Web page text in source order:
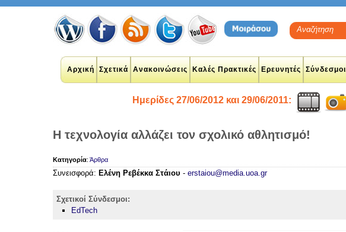
Σύνδεσμοι
Ερευνητές
Καλές Πρακτικές
Ανακοινώσεις
Σχετικά
Αρχική
Ημερίδες 27/06/2012 και 29/06/2011:
Η τεχνολογία αλλάζει τον σχολικό αθλητισμό!
Κατηγορία: Άρθρα
Συνεισφορά: Ελένη Ρεβέκκα Στάιου - erstaiou@media.uoa.gr
Σχετικοί Σύνδεσμοι:
EdTech